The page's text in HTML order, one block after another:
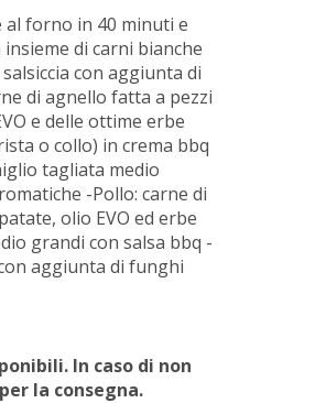
al forno in 40 minuti e
di carni bianche
con aggiunta di
di agnello fatta a pezzi
e delle ottime erbe
o collo) in crema bbq
tagliata medio
-Pollo: carne di
olio EVO ed erbe
grandi con salsa bbq -
aggiunta di funghi
In caso di non
la consegna.